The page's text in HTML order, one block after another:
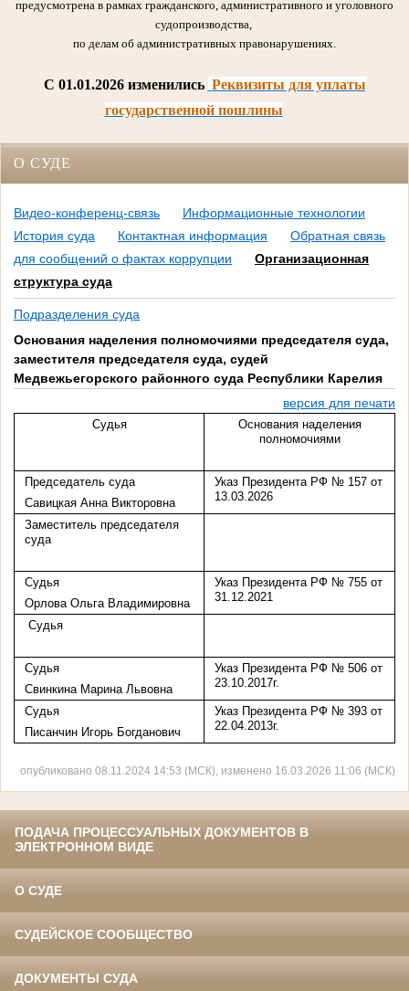
предусмотрена в рамках гражданского, административного и уголовного
судопроизводства,
по делам об административных правонарушениях.
C 01.01.2026 изменились Реквизиты для уплаты
государственной пошлины
О СУДЕ
Видео-конференц-связь
Информационные технологии
История суда
Контактная информация
Обратная связь
для сообщений о фактах коррупции
Организационная
структура суда
Подразделения суда
Основания наделения полномочиями председателя суда,
заместителя председателя суда, судей
Медвежьегорского районного суда Республики Карелия
версия для печати
Судья
Основания наделения
полномочиями
Председатель суда
Савицкая Анна Викторовна
Указ Президента РФ № 157 от
13.03.2026
Заместитель председателя
суда
Судья
Орлова Ольга Владимировна
Указ Президента РФ № 755 от
31.12.2021
Судья
Судья
Свинкина Марина Львовна
Указ Президента РФ № 506 от
23.10.2017г.
Судья
Писанчин Игорь Богданович
Указ Президента РФ № 393 от
22.04.2013г.
опубликовано 08.11.2024 14:53 (МСК), изменено 16.03.2026 11:06 (МСК)
ПОДАЧА ПРОЦЕССУАЛЬНЫХ ДОКУМЕНТОВ В
ЭЛЕКТРОННОМ ВИДЕ
О СУДЕ
СУДЕЙСКОЕ СООБЩЕСТВО
ДОКУМЕНТЫ СУДА